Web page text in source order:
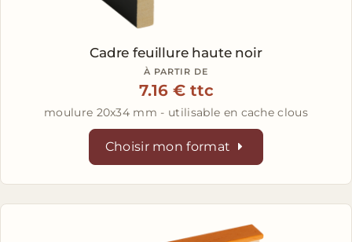
Cadre feuillure haute noir
À PARTIR DE
7.16 € ttc
moulure 20x34 mm - utilisable en cache clous
Choisir mon format